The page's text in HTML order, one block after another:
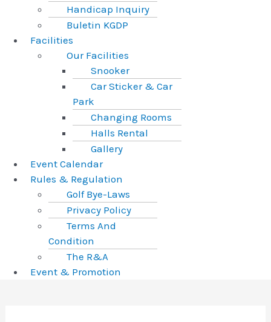
Handicap Inquiry
Buletin KGDP
Facilities
Our Facilities
Snooker
Car Sticker & Car
Park
Changing Rooms
Halls Rental
Gallery
Event Calendar
Rules & Regulation
Golf Bye-Laws
Privacy Policy
Terms And
Condition
The R&A
Event & Promotion